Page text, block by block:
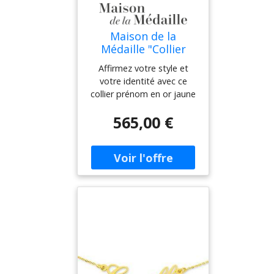
Maison de la
Médaille "Collier
prénom ""anglaise""
- Or jaune 18ct"
Affirmez votre style et
votre identité avec ce
collier prénom en or jaune
personnalisable. Finement
découpé dans un or
éthique recyclé, ce bijou
sur mesure affiche avec
élégance le prénom de
votre choix, dans une
565,00 €